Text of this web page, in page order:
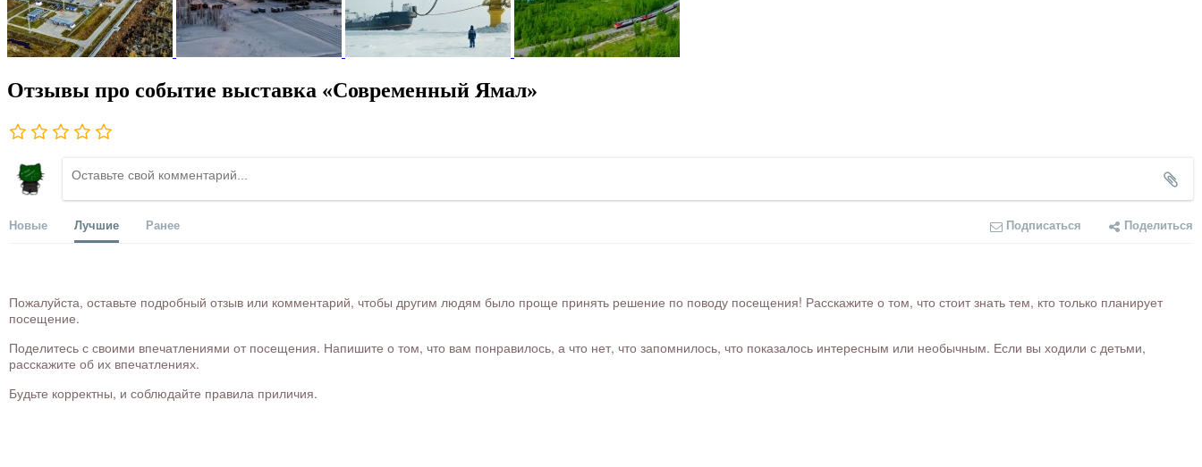
Отзывы про событие выставка «Современный Ямал»
Новые Лучшие Ранее Подписаться Поделиться
Пожалуйста, оставьте подробный отзыв или комментарий, чтобы другим людям было проще принять решение по поводу посещения! Расскажите о том, что стоит знать тем, кто только планирует
посещение.
Поделитесь с своими впечатлениями от посещения. Напишите о том, что вам понравилось, а что нет, что запомнилось, что показалось интересным или необычным. Если вы ходили с детьми,
расскажите об их впечатлениях.
Будьте корректны, и соблюдайте правила приличия.